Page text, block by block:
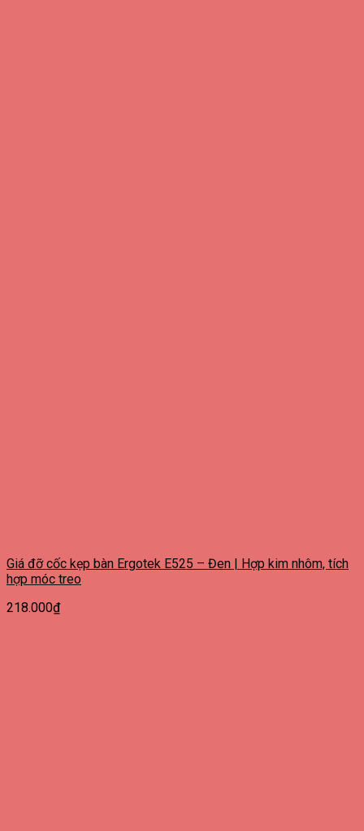
Giá đỡ cốc kẹp bàn Ergotek E525 – Đen | Hợp kim nhôm, tích
hợp móc treo
218.000₫